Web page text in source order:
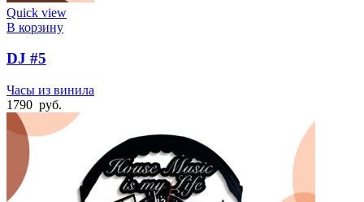
Quick view
В корзину
DJ #5
Часы из винила
1790 руб.